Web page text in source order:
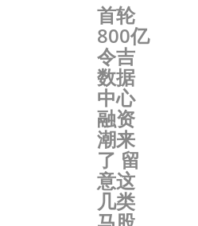
首轮
800亿
令吉
数据
中心
融资
潮来
了 留
意这
几类